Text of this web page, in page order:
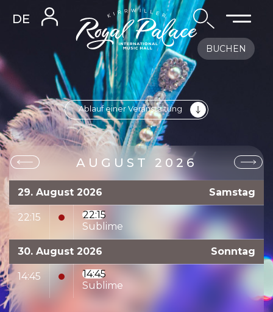
DE
BUCHEN
Ablauf einer Veranstaltung
AUGUST 2026
29. August 2026 Samstag
22:15
22:15
Sublime
30. August 2026 Sonntag
14:45
14:45
Sublime